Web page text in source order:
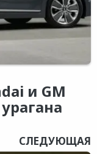
и GM
СЛЕДУЮЩАЯ